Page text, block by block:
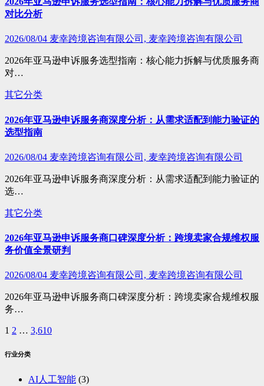
对比分析
2026/08/04 麦幸跨境咨询有限公司, 麦幸跨境咨询有限公司
2026年亚马逊申诉服务选型指南：核心能力拆解与优质服务商
对…
其它分类
2026年亚马逊申诉服务商深度分析：从需求适配到能力验证的
选型指南
2026/08/04 麦幸跨境咨询有限公司, 麦幸跨境咨询有限公司
2026年亚马逊申诉服务商深度分析：从需求适配到能力验证的
选…
其它分类
2026年亚马逊申诉服务商口碑深度分析：跨境卖家合规维权服
务价值全景研判
2026/08/04 麦幸跨境咨询有限公司, 麦幸跨境咨询有限公司
2026年亚马逊申诉服务商口碑深度分析：跨境卖家合规维权服
务…
文
章
1 2 … 3,610
行业分类
AI人工智能 (3)